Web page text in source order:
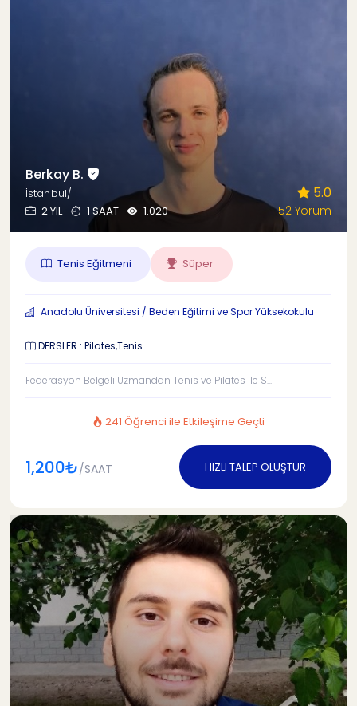
Berkay B.
İstanbul/
2 YIL
1 SAAT 1.020
5.0
52 Yorum
Tenis Eğitmeni Süper
Anadolu Üniversitesi / Beden Eğitimi ve Spor Yüksekokulu
DERSLER : Pilates,Tenis
Federasyon Belgeli Uzmandan Tenis ve Pilates ile S...
241 Öğrenci ile Etkileşime Geçti
1,200₺/SAAT HIZLI TALEP OLUŞTUR